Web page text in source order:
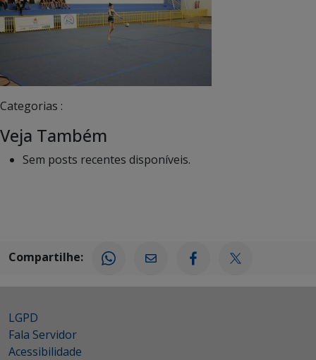
Categorias :
Veja Também
Sem posts recentes disponíveis.
Compartilhe:
LGPD
Fala Servidor
Acessibilidade